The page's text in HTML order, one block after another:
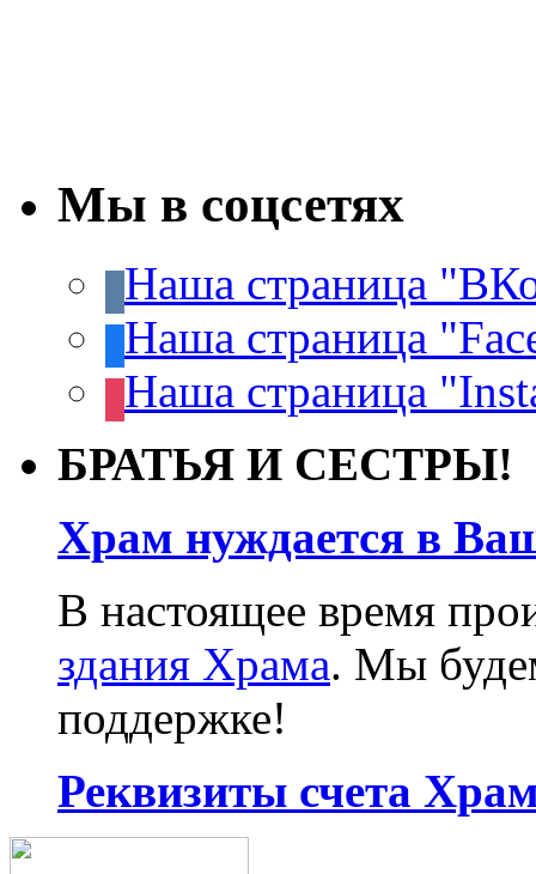
Мы в соцсетях
Наша страница
Наша страница
Наша страница
БРАТЬЯ И СЕСТРЫ!
Храм нуждается в
В настоящее время
здания Храма. Мы
поддержке!
Реквизиты счета